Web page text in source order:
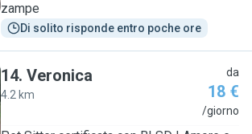
zampe
Di solito risponde entro poche ore
14. Veronica
4.2 km
da
18 €
/giorno